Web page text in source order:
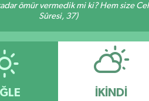
ömür vermedik mi ki? Hem size
Sûresi, 37)
İKINDI